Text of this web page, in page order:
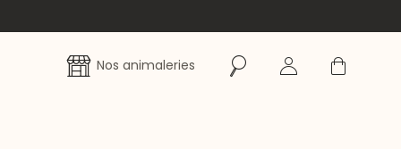
Nos animaleries RechercherSe connecter
Panier